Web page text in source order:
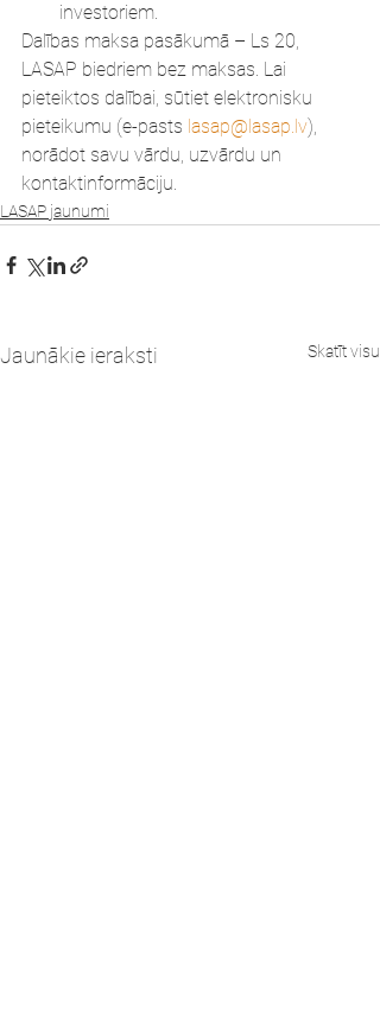
investoriem.
Dalības maksa pasākumā – Ls 20,
LASAP biedriem bez maksas. Lai
pieteiktos dalībai, sūtiet elektronisku
pieteikumu (e-pasts lasap@lasap.lv),
norādot savu vārdu, uzvārdu un
kontaktinformāciju.
LASAP jaunumi
Jaunākie ieraksti Skatīt visu